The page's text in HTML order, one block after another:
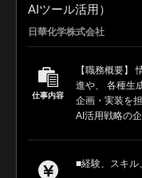
AIツール活用）
日華化学株式会社
仕事内容
【職務概要】
進や、 各種生
企画・実装を
AI活用戦略の
■経験、スキル